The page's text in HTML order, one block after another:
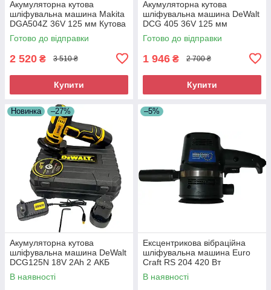
Акумуляторна кутова
шліфувальна машина Makita
DGA504Z 36V 125 мм Кутова
шліфувальна машина
Акумуляторна турбінка
Готово до відправки
2 520 ₴ 3 510 ₴
Купити
Акумуляторна кутова
шліфувальна машина DeWalt
DCG 405 36V 125 мм
Безщіткова КШМ Девальт
Кутова шліфмашина
Готово до відправки
1 946 ₴ 2 700 ₴
Купити
Новинка –27%
Акумуляторна кутова
шліфувальна машина DeWalt
DCG125N 18V 2Ah 2 АКБ
Професійна акумуляторна
болгарка
В наявності
–5%
Ексцентрикова вібраційна
шліфувальна машина Euro
Craft RS 204 420 Вт
Ексцентрикова шліфмашина
для полірування
В наявності